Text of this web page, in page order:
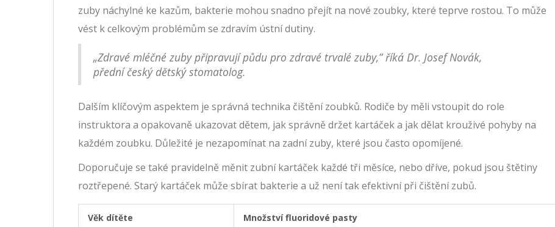
zuby náchylné ke kazům, bakterie mohou snadno přejít na nové zoubky, které teprve rostou. To může
vést k celkovým problémům se zdravím ústní dutiny.
„Zdravé mléčné zuby připravují půdu pro zdravé trvalé zuby,” říká Dr. Josef Novák,
přední český dětský stomatolog.
Dalším klíčovým aspektem je správná technika čištění zoubků. Rodiče by měli vstoupit do role
instruktora a opakovaně ukazovat dětem, jak správně držet kartáček a jak dělat krouživé pohyby na
každém zoubku. Důležité je nezapomínat na zadní zuby, které jsou často opomíjené.
Doporučuje se také pravidelně měnit zubní kartáček každé tři měsíce, nebo dříve, pokud jsou štětiny
roztřepené. Starý kartáček může sbírat bakterie a už není tak efektivní při čištění zubů.
Věk dítěte Množství fluoridové pasty